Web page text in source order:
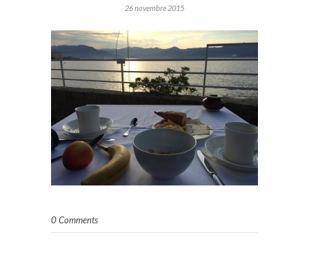
26 novembre 2015
0 Comments